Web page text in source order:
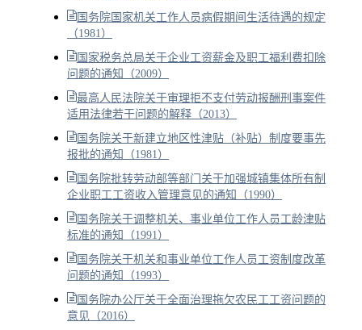
国务院国家机关工作人员病假期间生活待遇的规定
（1981）
国家税务总局关于企业工资薪金及职工福利费扣除
问题的通知（2009）
最高人民法院关于审理拒不支付劳动报酬刑事案件
适用法律若干问题的解释（2013）
国务院关于新建立地区性津贴（补贴）制度要事先
报批的通知（1981）
国务院批转劳动部等部门关于加强城镇集体所有制
企业职工工资收入管理意见的通知（1990）
国务院关于调整机关、事业单位工作人员工龄津贴
标准的通知（1991）
国务院关于机关和事业单位工作人员工资制度改革
问题的通知（1993）
国务院办公厅关于全面治理拖欠农民工工资问题的
意见（2016）